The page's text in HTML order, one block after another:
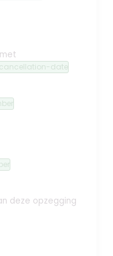
cancellation-date
deze opzegging